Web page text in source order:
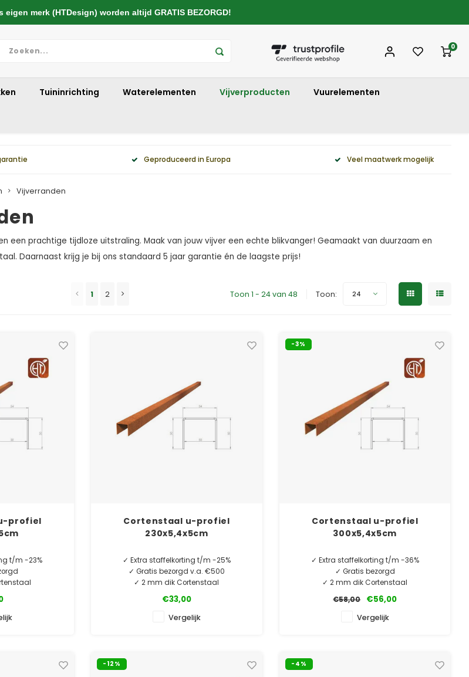
0
Tuininrichting Waterelementen Vijverproducten Vuurelementen
Geproduceerd in Europa Veel maatwerk mogelijk
Vijverranden
een prachtige tijdloze uitstraling. Maak van jouw vijver een echte blikvanger! Geamaakt van duurzaam en
Daarnaast krijg je bij ons standaard 5 jaar garantie én de laagste prijs!
1 2 Toon 1 - 24 van 48 Toon: 24
profiel
t/m -23%
Cortenstaal u-profiel
230x5,4x5cm
✓ Extra staffelkorting t/m -25%
✓ Gratis bezorgd v.a. €500
✓ 2 mm dik Cortenstaal
✓ Laagste prijsgarantie
✓ 6 jaar garantie
€33,00
Vergelijk
-3%
Cortenstaal u-profiel
300x5,4x5cm
✓ Extra staffelkorting t/m -36%
✓ Gratis bezorgd
✓ 2 mm dik Cortenstaal
✓ Laagste prijsgarantie
✓ 10 jaar garantie
€58,00 €56,00
Vergelijk
-12% -4%
merk (HTDesign) worden altijd GRATIS BEZORGD!